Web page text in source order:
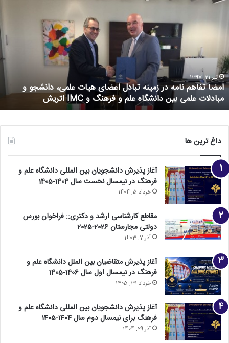
تیر 21, 1397
امضا تفاهم نامه در زمینه تبادل اعضای هیات علمی، دانشجو و
مبادلات علمی بین دانشگاه علم و فرهنگ و IMC اتریش
داغ ترین ها
آغاز پذیرش دانشجویان بین المللی دانشگاه علم و
فرهنگ در نیمسال نخست سال 1404-1405
خرداد 5, 1404
مقاطع کارشناسی ارشد و دکتری:: فراخوان بورس
دولتی مجارستان 2026-2025
آذر 7, 1403
آغاز پذیرش متقاضیان بین الملل دانشگاه علم و
فرهنگ در نیمسال اول سال 1406-1405
خرداد 31, 1405
آغاز پذیرش دانشجویان بین المللی دانشگاه علم و
فرهنگ برای نیمسال دوم سال 1404-1405
آذر 29, 1404